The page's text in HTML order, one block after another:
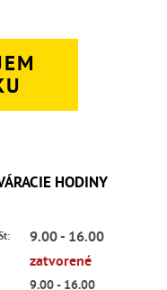
HODINY
9.00 - 16.00
zatvorené
9.00 - 16.00